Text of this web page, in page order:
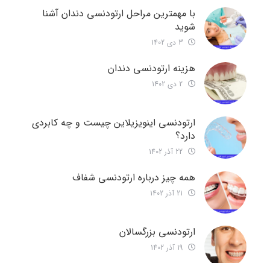
با مهمترین مراحل ارتودنسی دندان آشنا
شوید
هزینه ارتودنسی دندان
ارتودنسی اینویزیلاین چیست و چه کابردی
دارد؟
همه چیز درباره ارتودنسی شفاف
ارتودنسی بزرگسالان